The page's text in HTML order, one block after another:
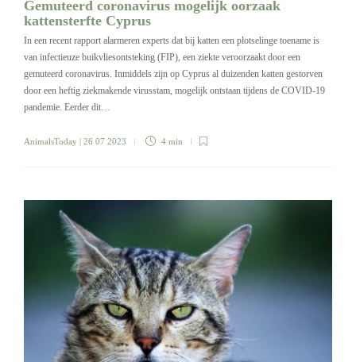
Gemuteerd coronavirus mogelijk oorzaak
kattensterfte Cyprus
In een recent rapport alarmeren experts dat bij katten een plotselinge toename is
van infectieuze buikvliesontsteking (FIP), een ziekte veroorzaakt door een
gemuteerd coronavirus. Inmiddels zijn op Cyprus al duizenden katten gestorven
door een heftig ziekmakende virusstam, mogelijk ontstaan tijdens de COVID-19
pandemie. Eerder dit…
AnimalsToday | 26 07 2023 4 min